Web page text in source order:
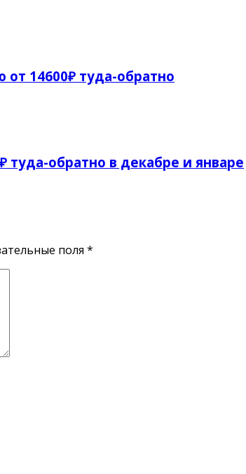
14600₽ туда-обратно
туда-обратно в декабре и январе
поля *